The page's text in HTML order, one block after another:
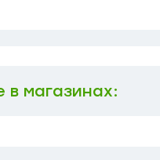
в магазинах: